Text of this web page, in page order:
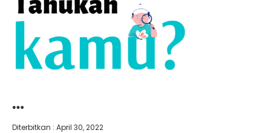
…
Diterbitkan : April 30, 2022